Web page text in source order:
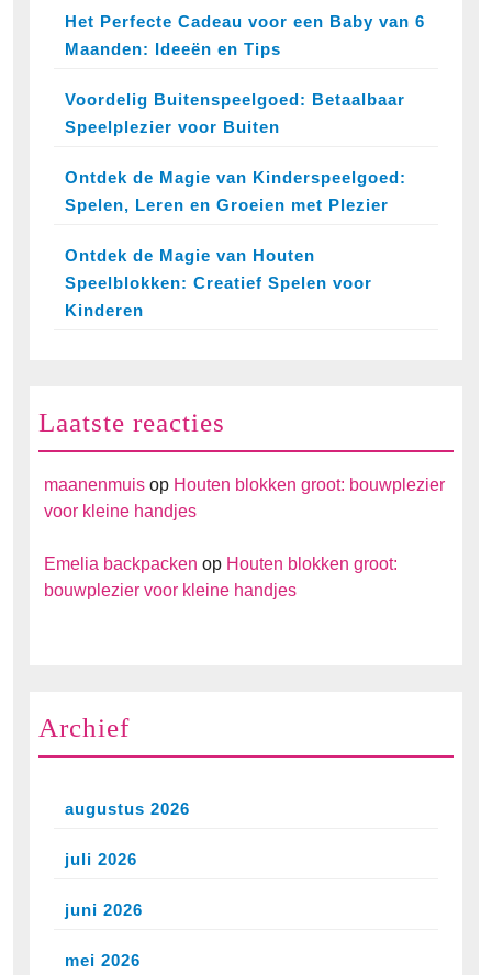
Het Perfecte Cadeau voor een Baby van 6
Maanden: Ideeën en Tips
Voordelig Buitenspeelgoed: Betaalbaar
Speelplezier voor Buiten
Ontdek de Magie van Kinderspeelgoed:
Spelen, Leren en Groeien met Plezier
Ontdek de Magie van Houten
Speelblokken: Creatief Spelen voor
Kinderen
Laatste reacties
maanenmuis op Houten blokken groot: bouwplezier
voor kleine handjes
Emelia backpacken op Houten blokken groot:
bouwplezier voor kleine handjes
Archief
augustus 2026
juli 2026
juni 2026
mei 2026